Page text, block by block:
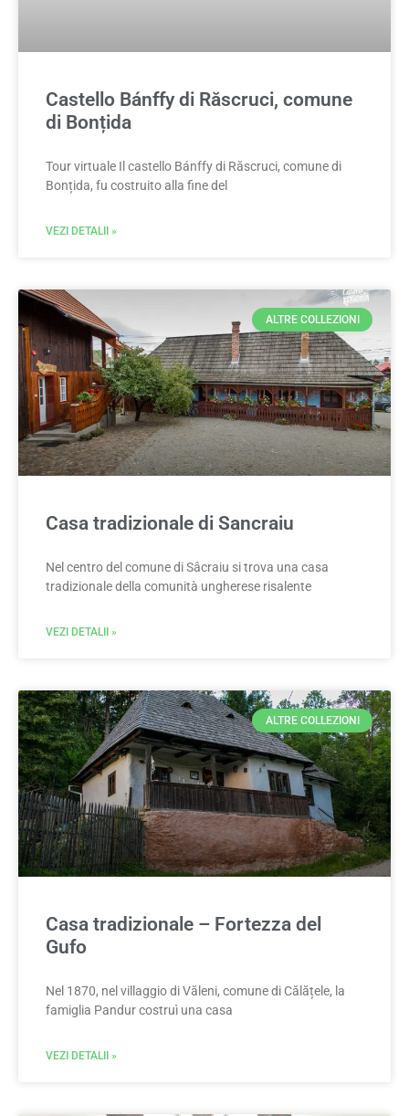
Castello Bánffy di Răscruci, comune
di Bonțida
Tour virtuale Il castello Bánffy di Răscruci, comune di
Bonțida, fu costruito alla fine del
VEZI DETALII »
ALTRE COLLEZIONI
Casa tradizionale di Sancraiu
Nel centro del comune di Sâcraiu si trova una casa
tradizionale della comunità ungherese risalente
VEZI DETALII »
ALTRE COLLEZIONI
Casa tradizionale – Fortezza del
Gufo
Nel 1870, nel villaggio di Văleni, comune di Călățele, la
famiglia Pandur costruì una casa
VEZI DETALII »